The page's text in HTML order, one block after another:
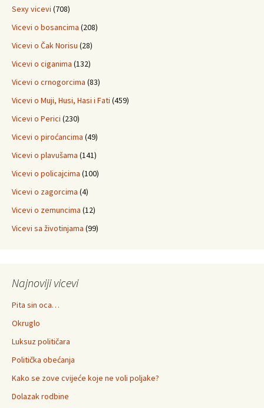
Sexy vicevi (708)
Vicevi o bosancima (208)
Vicevi o Čak Norisu (28)
Vicevi o ciganima (132)
Vicevi o crnogorcima (83)
Vicevi o Muji, Husi, Hasi i Fati (459)
Vicevi o Perici (230)
Vicevi o piroćancima (49)
Vicevi o plavušama (141)
Vicevi o policajcima (100)
Vicevi o zagorcima (4)
Vicevi o zemuncima (12)
Vicevi sa životinjama (99)
Najnoviji vicevi
Pita sin oca…
Okruglo
Luksuz političara
Politička obećanja
Kako se zove cvijeće koje ne voli poljake?
Dolazak rodbine